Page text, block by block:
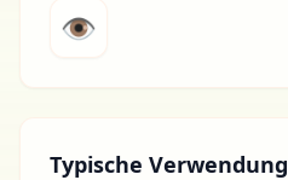
👁
Typische Verwendung